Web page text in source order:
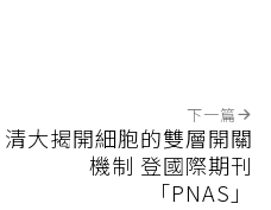
下一篇
清大揭開細胞的雙層開關
機制 登國際期刊
「PNAS」